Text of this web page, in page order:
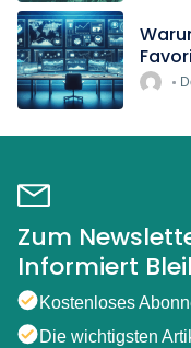
Zum
Informiert
Kostenloses
Die wichtigsten